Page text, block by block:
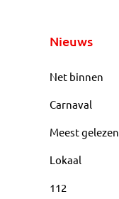
Nieuws
Net binnen
Carnaval
Meest gelezen
Lokaal
112